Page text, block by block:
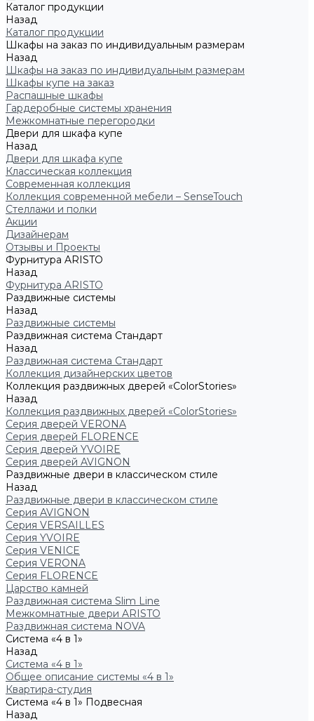
Каталог продукции
Назад
Каталог продукции
Шкафы на заказ по индивидуальным размерам
Назад
Шкафы на заказ по индивидуальным размерам
Шкафы купе на заказ
Распашные шкафы
Гардеробные системы хранения
Межкомнатные перегородки
Двери для шкафа купе
Назад
Двери для шкафа купе
Классическая коллекция
Современная коллекция
Коллекция современной мебели – SenseTouch
Стеллажи и полки
Акции
Дизайнерам
Отзывы и Проекты
Фурнитура ARISTO
Назад
Фурнитура ARISTO
Раздвижные системы
Назад
Раздвижные системы
Раздвижная система Стандарт
Назад
Раздвижная система Стандарт
Коллекция дизайнерских цветов
Коллекция раздвижных дверей «ColorStories»
Назад
Коллекция раздвижных дверей «ColorStories»
Серия дверей VERONA
Серия дверей FLORENCE
Серия дверей YVOIRE
Серия дверей AVIGNON
Раздвижные двери в классическом стиле
Назад
Раздвижные двери в классическом стиле
Серия AVIGNON
Серия VERSAILLES
Серия YVOIRE
Серия VENICE
Серия VERONA
Серия FLORENCE
Царство камней
Раздвижная система Slim Line
Межкомнатные двери ARISTO
Раздвижная система NOVA
Система «4 в 1»
Назад
Система «4 в 1»
Общее описание системы «4 в 1»
Квартира-студия
Система «4 в 1» Подвесная
Назад